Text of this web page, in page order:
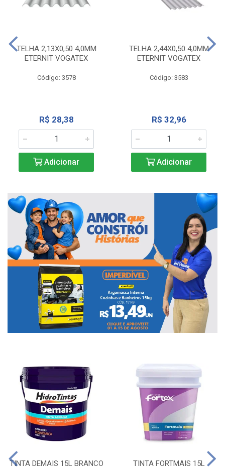
TELHA 2,13X0,50 4,0MM
ETERNIT VOGATEX
Código: 3578
R$ 28,38
Adicionar
TELHA 2,44X0,50 4,0MM
ETERNIT VOGATEX
Código: 3583
R$ 32,96
Adicionar
TINTA DEMAIS 15L BRANCO TINTA FORTMAIS 15L